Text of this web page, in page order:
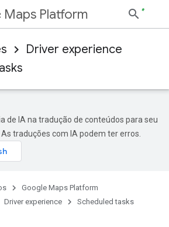
Maps Platform
Driver experience
de IA na tradução de conteúdos para seu
traduções com IA podem ter erros.
Google Maps Platform
Driver experience
Scheduled tasks